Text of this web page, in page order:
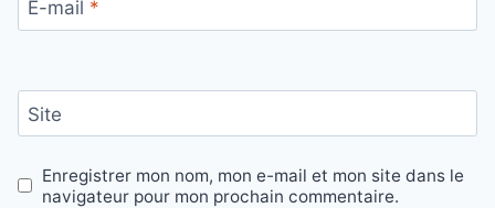
E-mail *
Site
Enregistrer mon nom, mon e-mail et mon site dans le
navigateur pour mon prochain commentaire.